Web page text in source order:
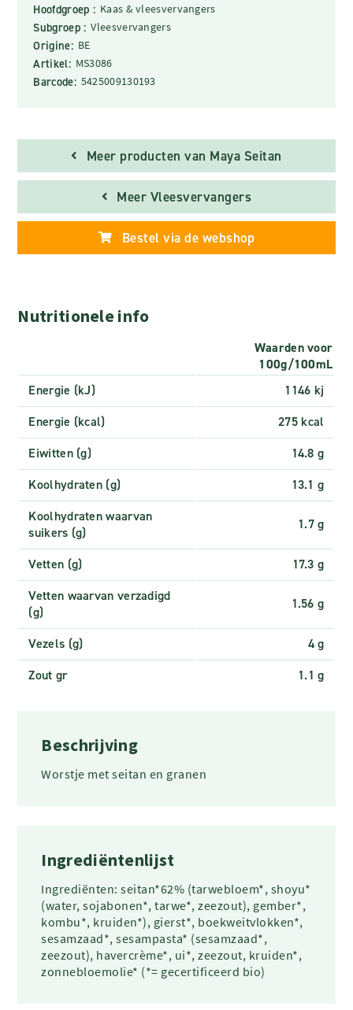
Hoofdgroep : Kaas & vleesvervangers
Subgroep : Vleesvervangers
Origine: BE
Artikel: MS3086
Barcode: 5425009130193
Meer producten van Maya Seitan
Meer Vleesvervangers
Bestel via de webshop
Nutritionele info
Waarden voor
100g/100mL
Energie (kJ)
1146 kj
Energie (kcal)
275 kcal
Eiwitten (g)
14.8 g
Koolhydraten (g)
13.1 g
Koolhydraten waarvan
suikers (g)
1.7 g
Vetten (g)
17.3 g
Vetten waarvan verzadigd
(g)
1.56 g
Vezels (g)
4 g
Zout gr
1.1 g
Beschrijving
Worstje met seitan en granen
Ingrediëntenlijst
Ingrediënten: seitan*62% (tarwebloem*, shoyu*
(water, sojabonen*, tarwe*, zeezout), gember*,
kombu*, kruiden*), gierst*, boekweitvlokken*,
sesamzaad*, sesampasta* (sesamzaad*,
zeezout), havercrème*, ui*, zeezout, kruiden*,
zonnebloemolie* (*= gecertificeerd bio)